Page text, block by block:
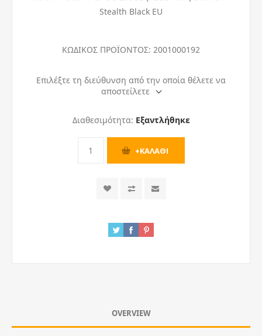
Stealth Black EU
ΚΩΔΙΚΟΣ ΠΡΟΪΟΝΤΟΣ: 2001000192
Επιλέξτε τη διεύθυνση από την οποία θέλετε να
αποστείλετε
Διαθεσιμότητα: Εξαντλήθηκε
OVERVIEW